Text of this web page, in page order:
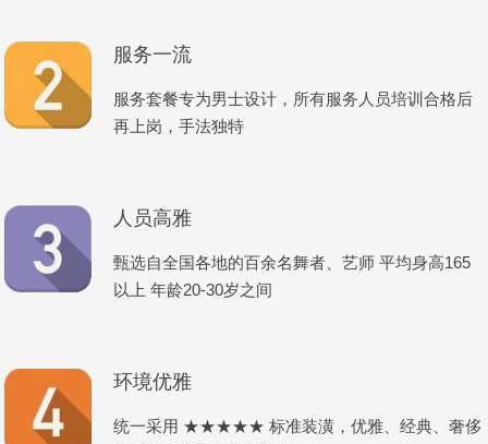
服务一流
服务套餐专为男士设计，所有服务人员培训合格后
再上岗，手法独特
人员高雅
甄选自全国各地的百余名舞者、艺师 平均身高165
以上 年龄20-30岁之间
环境优雅
统一采用 ★★★★★ 标准装潢，优雅、经典、奢侈